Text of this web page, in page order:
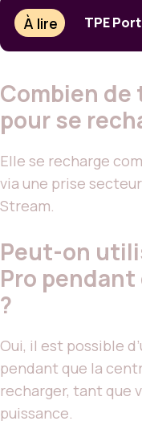
À lire TPE
Combien
pour se
Elle se recharge
via une prise
Stream.
Peut-on
Pro pendant
?
Oui, il est possible
pendant que la
recharger, tant que
puissance.